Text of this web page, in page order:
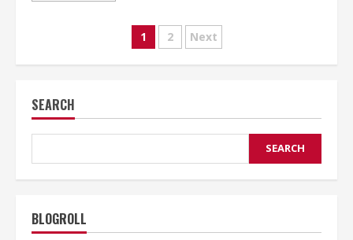
Posts
pagination
1 2 Next
SEARCH
SEARCH
BLOGROLL